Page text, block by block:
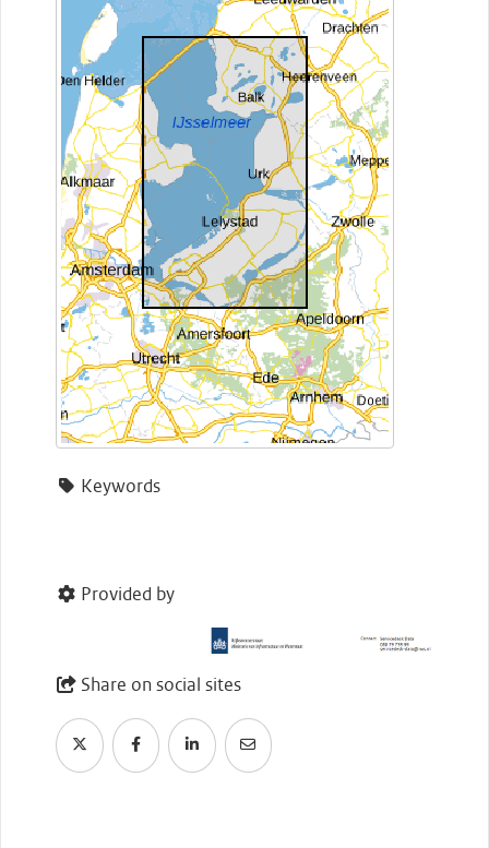
Keywords
Provided by
Share on social sites